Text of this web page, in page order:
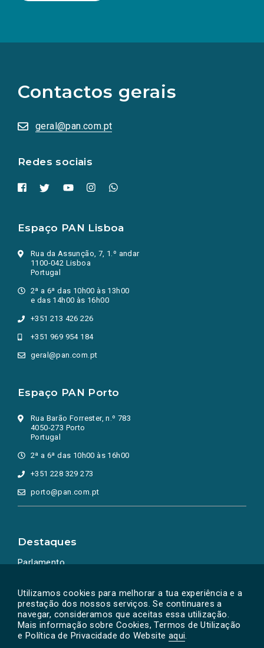
Utilizamos cookies para melhorar a tua experiência e a
prestação dos nossos serviços. Se continuares a
navegar, consideramos que aceitas essa utilização.
Mais informação sobre Cookies, Termos de Utilização
e Política de Privacidade do Website aqui.
Contactos gerais
geral@pan.com.pt
Redes sociais
redes
sociais
numa
nova
Espaço PAN Lisboa
Rua da Assunção, 7, 1.º andar
1100-042 Lisboa
Portugal
2ª a 6ª das 10h00 às 13h00
e das 14h00 às 16h00
+351 213 426 226
+351 969 954 184
geral@pan.com.pt
Espaço PAN Porto
Rua Barão Forrester, n.º 783
4050-273 Porto
Portugal
2ª a 6ª das 10h00 às 16h00
+351 228 329 273
porto@pan.com.pt
Destaques
Parlamento